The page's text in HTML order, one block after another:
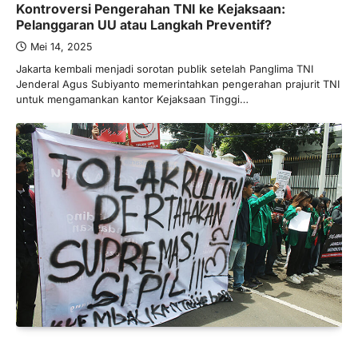
Kontroversi Pengerahan TNI ke Kejaksaan:
Pelanggaran UU atau Langkah Preventif?
Mei 14, 2025
Jakarta kembali menjadi sorotan publik setelah Panglima TNI
Jenderal Agus Subiyanto memerintahkan pengerahan prajurit TNI
untuk mengamankan kantor Kejaksaan Tinggi…